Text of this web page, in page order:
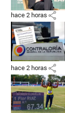
hace 2 horas share
hace 2 horas share